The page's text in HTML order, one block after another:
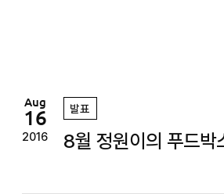
Aug
16
2016
발표
8월 정원이의 푸드박